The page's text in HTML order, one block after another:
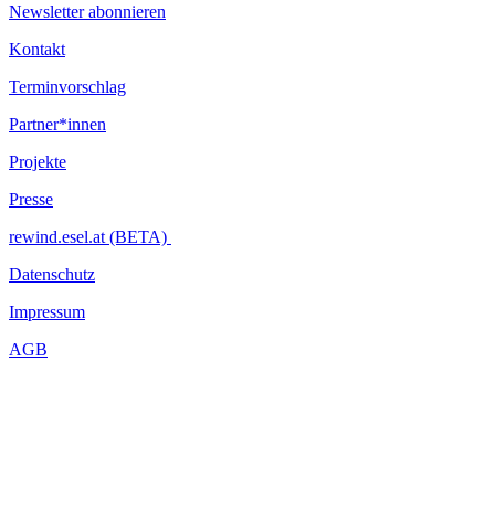
Newsletter abonnieren
Kontakt
Terminvorschlag
Partner*innen
Projekte
Presse
rewind.esel.at (BETA)
Datenschutz
Impressum
AGB